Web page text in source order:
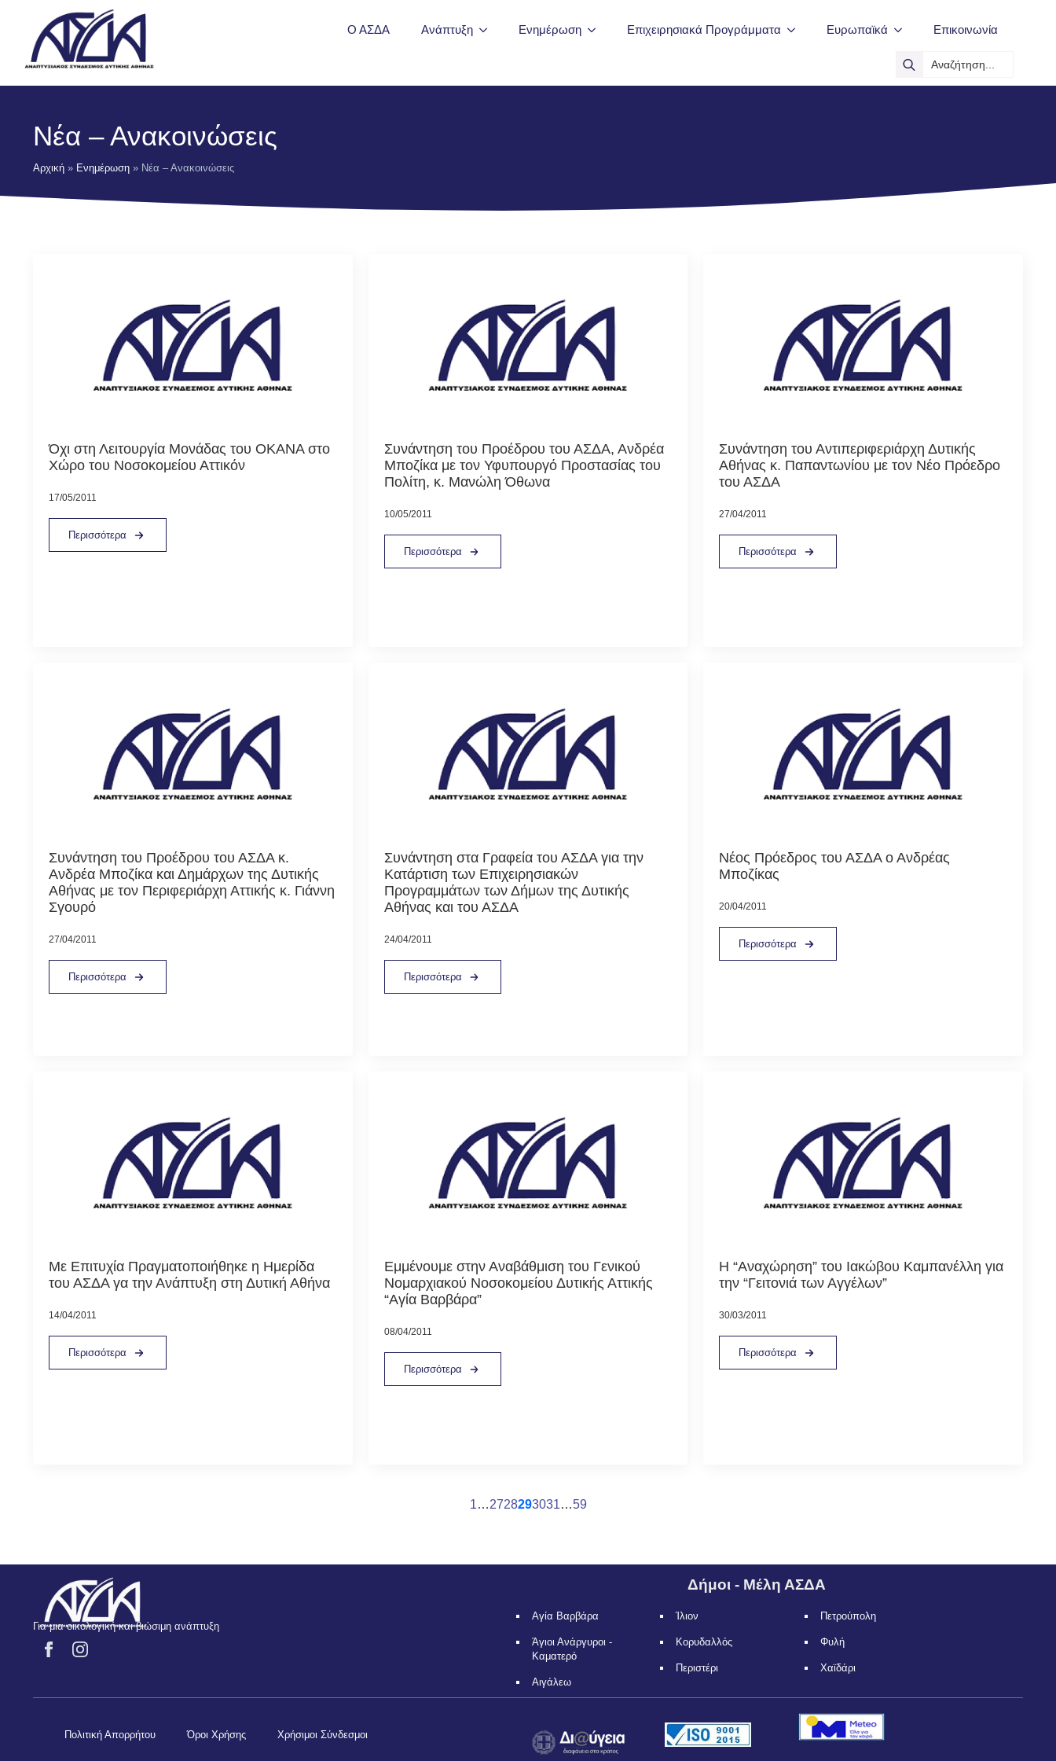
Ο ΑΣΔΑ Ανάπτυξη Ενημέρωση Επιχειρησιακά Προγράμματα Ευρωπαϊκά Επικοινωνία
Search
Νέα – Ανακοινώσεις
Αρχική » Ενημέρωση » Νέα – Ανακοινώσεις
Όχι στη Λειτουργία Μονάδας του ΟΚΑΝΑ στο
Χώρο του Νοσοκομείου Αττικόν
17/05/2011
Περισσότερα
Συνάντηση του Προέδρου του ΑΣΔΑ, Ανδρέα
Μποζίκα με τον Υφυπουργό Προστασίας του
Πολίτη, κ. Μανώλη Όθωνα
10/05/2011
Περισσότερα
Συνάντηση του Αντιπεριφεριάρχη Δυτικής
Αθήνας κ. Παπαντωνίου με τον Νέο Πρόεδρο
του ΑΣΔΑ
27/04/2011
Περισσότερα
Συνάντηση του Προέδρου του ΑΣΔΑ κ.
Ανδρέα Μποζίκα και Δημάρχων της Δυτικής
Αθήνας με τον Περιφεριάρχη Αττικής κ. Γιάννη
Σγουρό
27/04/2011
Περισσότερα
Συνάντηση στα Γραφεία του ΑΣΔΑ για την
Κατάρτιση των Επιχειρησιακών
Προγραμμάτων των Δήμων της Δυτικής
Αθήνας και του ΑΣΔΑ
24/04/2011
Περισσότερα
Νέος Πρόεδρος του ΑΣΔΑ ο Ανδρέας
Μποζίκας
20/04/2011
Περισσότερα
Με Επιτυχία Πραγματοποιήθηκε η Ημερίδα
του ΑΣΔΑ γα την Ανάπτυξη στη Δυτική Αθήνα
14/04/2011
Περισσότερα
Εμμένουμε στην Αναβάθμιση του Γενικού
Νομαρχιακού Νοσοκομείου Δυτικής Αττικής
“Αγία Βαρβάρα”
08/04/2011
Περισσότερα
Η “Αναχώρηση” του Ιακώβου Καμπανέλλη για
την “Γειτονιά των Αγγέλων”
30/03/2011
Περισσότερα
1…2728293031…59
Για μια οικολογική και βιώσιμη ανάπτυξη
Δήμοι - Μέλη ΑΣΔΑ
Αγία Βαρβάρα
Άγιοι Ανάργυροι -
Καματερό
Αιγάλεω
Ίλιον
Κορυδαλλός
Περιστέρι
Πετρούπολη
Φυλή
Χαϊδάρι
Πολιτική Απορρήτου Όροι Χρήσης Χρήσιμοι Σύνδεσμοι